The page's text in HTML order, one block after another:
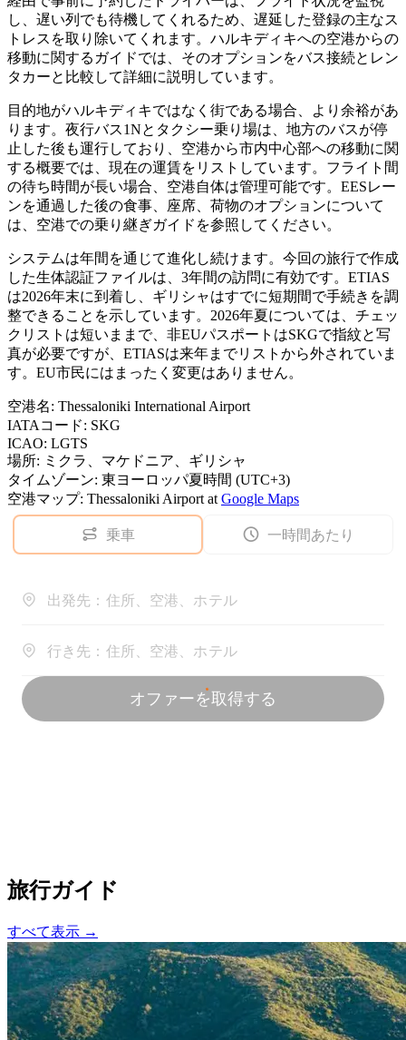
し、遅い列でも待機してくれるため、遅延した登録の主なス
トレスを取り除いてくれます。ハルキディキへの空港からの
移動に関するガイドでは、そのオプションをバス接続とレン
タカーと比較して詳細に説明しています。
目的地がハルキディキではなく街である場合、より余裕があ
ります。夜行バス1Nとタクシー乗り場は、地方のバスが停
止した後も運行しており、空港から市内中心部への移動に関
する概要では、現在の運賃をリストしています。フライト間
の待ち時間が長い場合、空港自体は管理可能です。EESレー
ンを通過した後の食事、座席、荷物のオプションについて
は、空港での乗り継ぎガイドを参照してください。
システムは年間を通じて進化し続けます。今回の旅行で作成
した生体認証ファイルは、3年間の訪問に有効です。ETIAS
は2026年末に到着し、ギリシャはすでに短期間で手続きを調
整できることを示しています。2026年夏については、チェッ
クリストは短いままで、非EUパスポートはSKGで指紋と写
真が必要ですが、ETIASは来年までリストから外されていま
す。EU市民にはまったく変更はありません。
空港名: Thessaloniki International Airport
IATAコード: SKG
ICAO: LGTS
場所: ミクラ、マケドニア、ギリシャ
タイムゾーン: 東ヨーロッパ夏時間 (UTC+3)
空港マップ: Thessaloniki Airport at Google Maps
旅行ガイド
すべて表示 →